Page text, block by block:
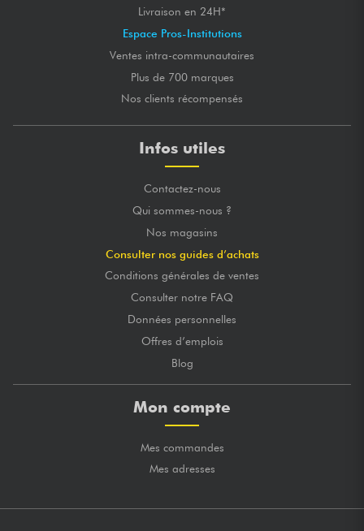
Livraison en 24H*
Espace Pros-Institutions
Ventes intra-communautaires
Plus de 700 marques
Nos clients récompensés
Infos utiles
Contactez-nous
Qui sommes-nous ?
Nos magasins
Consulter nos guides d’achats
Conditions générales de ventes
Consulter notre FAQ
Données personnelles
Offres d’emplois
Blog
Mon compte
Mes commandes
Mes adresses